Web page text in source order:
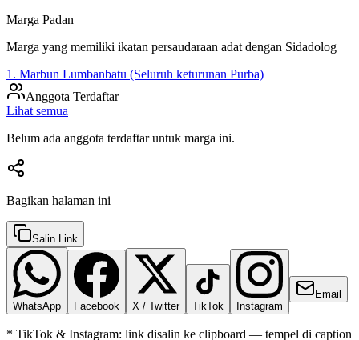
Marga Padan
Marga yang memiliki ikatan persaudaraan adat dengan Sidadolog
1. Marbun Lumbanbatu (Seluruh keturunan Purba)
Anggota Terdaftar
Lihat semua
Belum ada anggota terdaftar untuk marga ini.
Bagikan halaman ini
Salin Link
WhatsApp Facebook X / Twitter TikTok Instagram
Email
* TikTok & Instagram: link disalin ke clipboard — tempel di caption